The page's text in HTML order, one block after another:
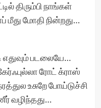
திரும்பி நாங்கள்
மீது மோதி நின்றது…
படலையே…
ரோட் க்ராஸ்
உசுறே போய்டுச்சி
வழிந்தது…